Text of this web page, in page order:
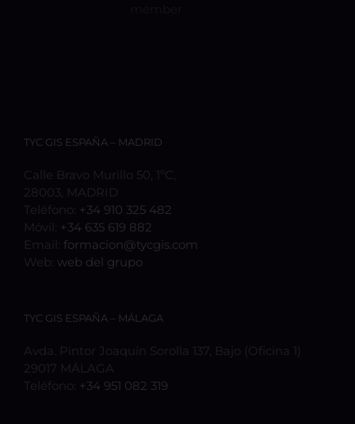
TYC GIS ESPAÑA – MADRID
Calle Bravo Murillo 50, 1ºC,
28003, MADRID
Teléfono: +34 910 325 482
Móvil: +34 635 619 882
Email: formacion@tycgis.com
Web: web del grupo
TYC GIS ESPAÑA – MÁLAGA
Avda. Pintor Joaquín Sorolla 137, Bajo (Oficina 1)
29017 MÁLAGA
Teléfono: +34 951 082 319